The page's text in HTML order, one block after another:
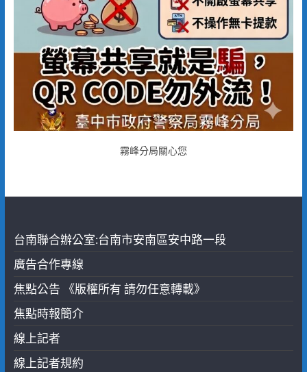
霧峰分局關心您
台南聯合辦公室:台南市安南區安中路一段
廣告合作專線
焦點公告 《版權所有 請勿任意轉載》
焦點時報簡介
線上記者
線上記者規約